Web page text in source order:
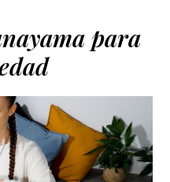
para